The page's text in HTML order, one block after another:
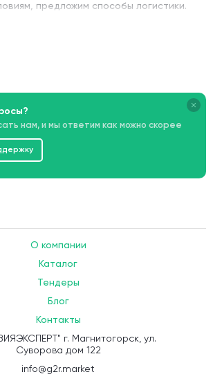
предложим способы логистики.
без рисков, часто связанных с
нам, и мы ответим как можно скорее
О компании
Каталог
Тендеры
Блог
Контакты
г. Магнитогорск, ул.
Суворова дом 122
info@g2r.market